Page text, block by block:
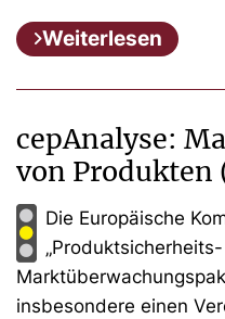
Weiterlesen
cepAnalyse:
von Produkten
Die Europäische
insbesondere einen